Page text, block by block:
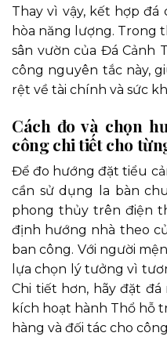
Thay vì vậy, kết hợp
hòa năng lượng. Trong
sân vườn của Đá Cảnh
công nguyên tắc này,
rệt về tài chính và sức
Cách đo và chọn
công chi tiết cho
Để đo hướng đặt tiểu
cần sử dụng la bàn
phong thủy trên điện
định hướng nhà theo
ban công. Với người
lựa chọn lý tưởng vì
Chi tiết hơn, hãy đặt
kích hoạt hành Thổ hỗ
hàng và đối tác cho